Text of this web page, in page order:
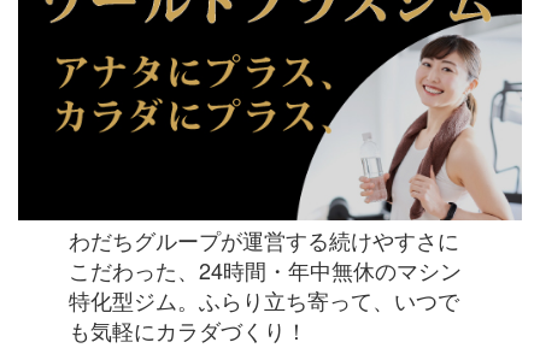
わだちグループが運営する続けやすさに
こだわった、24時間・年中無休のマシン
特化型ジム。ふらり立ち寄って、いつで
も気軽にカラダづくり！